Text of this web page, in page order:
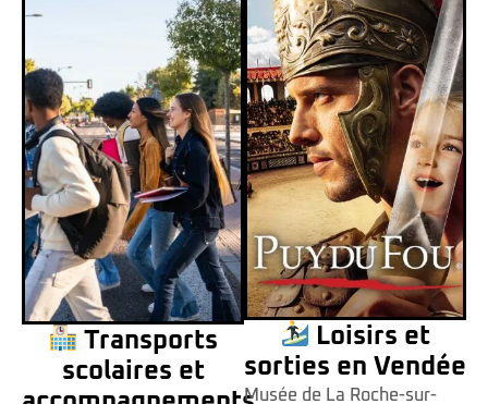
Transports
scolaires et
Loisirs et
sorties en Vendée
Musée de La Roche-sur-